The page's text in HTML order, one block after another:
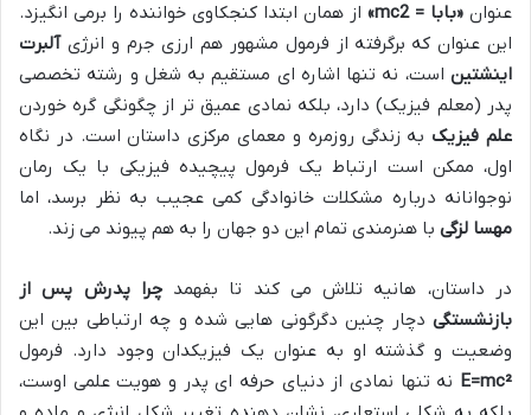
عنوان «بابا = mc2»
از همان ابتدا کنجکاوی خواننده را برمی انگیزد.
این عنوان که برگرفته از فرمول مشهور هم ارزی جرم و انرژیآلبرت
اینشتین است، نه تنها اشاره ای مستقیم به شغل و رشته تخصصی
پدر (معلم فیزیک) دارد، بلکه نمادی عمیق تر از چگونگی گره خوردن
علم فیزیک به زندگی روزمره و معمای مرکزی داستان است. در نگاه
اول، ممکن است ارتباط یک فرمول پیچیده فیزیکی با یک رمان
نوجوانانه درباره مشکلات خانوادگی کمی عجیب به نظر برسد، اما
مهسا لزگی با هنرمندی تمام این دو جهان را به هم پیوند می زند.
در داستان، هانیه تلاش می کند تا بفهمدچرا پدرش پس از
بازنشستگی دچار چنین دگرگونی هایی شده و چه ارتباطی بین این
وضعیت و گذشته او به عنوان یک فیزیکدان وجود دارد. فرمول
E=mc² نه تنها نمادی از دنیای حرفه ای پدر و هویت علمی اوست،